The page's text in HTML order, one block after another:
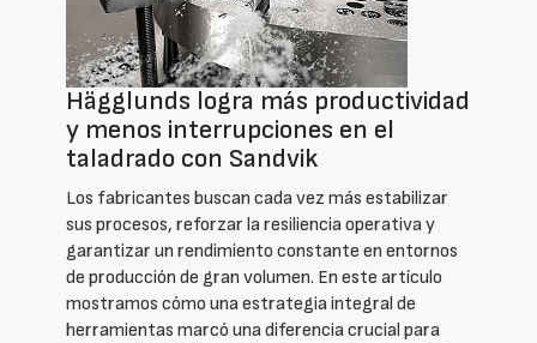
Hägglunds logra más productividad
y menos interrupciones en el
taladrado con Sandvik
Los fabricantes buscan cada vez más estabilizar
sus procesos, reforzar la resiliencia operativa y
garantizar un rendimiento constante en entornos
de producción de gran volumen. En este artículo
mostramos cómo una estrategia integral de
herramientas marcó una diferencia crucial para